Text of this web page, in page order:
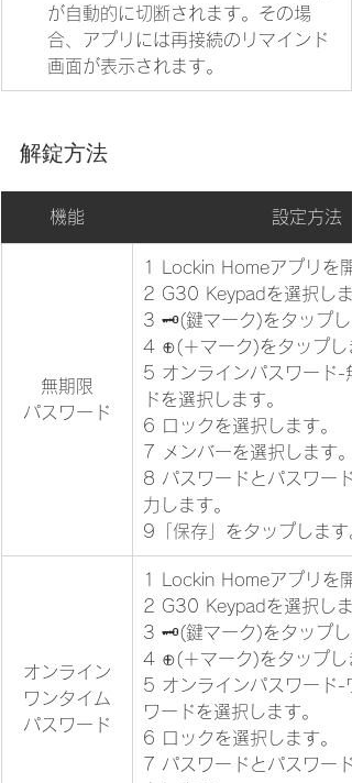
が自動的に切断されます。その場
合、アプリには再接続のリマインド
画面が表示されます。
解錠方法
機能 設定方法
無期限
パスワード
1 Lockin Homeアプリを
2 G30 Keypadを選択しま
3 🗝(鍵マーク)をタップし
4 ⊕(＋マーク)をタップし
5 オンラインパスワード-
ドを選択します。
6 ロックを選択します。
7 メンバーを選択します。
8 パスワードとパスワー
力します。
9「保存」をタップします
オンライン
ワンタイム
パスワード
1 Lockin Homeアプリを
2 G30 Keypadを選択しま
3 🗝(鍵マーク)をタップし
4 ⊕(＋マーク)をタップし
5 オンラインパスワード-
ワードを選択します。
6 ロックを選択します。
7 パスワードとパスワー